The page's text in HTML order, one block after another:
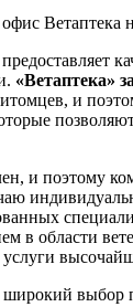
Ветаптека
предоставляет
«Ветаптека»
и
и поэтому
в области
широкий выбор